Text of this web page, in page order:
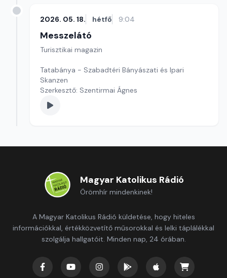
2026. 05. 18. hétfő 9:04
Messzelátó
Turisztikai magazin
Tatabánya - Szabadtéri Bányászati és Ipari
Skanzen
Szerkesztő: Szentirmai Ágnes
Magyar Katolikus Rádió
Örömhír mindenkinek!
A Magyar Katolikus Rádió küldetése, hogy hiteles
információkkal, értékközvetítő műsorokkal és lelki táplálékkal
szolgálja hallgatóit. Minden nap, 24 órában.